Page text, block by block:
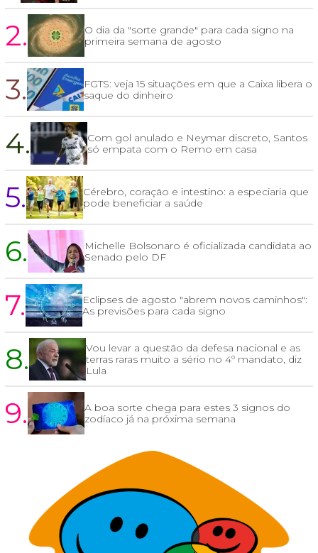
2.
O dia da "sorte grande" para cada signo na
primeira semana de agosto
3.
FGTS: veja 15 situações em que a Caixa libera o
saque do dinheiro
4.
Com gol anulado e Neymar discreto, Santos
só empata com o Remo em casa
5.
Cérebro, coração e intestino: a especiaria que
pode beneficiar a saúde
6.
Michelle Bolsonaro é oficializada candidata ao
Senado pelo DF
7.
Eclipses de agosto "abrem novos caminhos":
As previsões para cada signo
8.
Vou levar a questão da defesa nacional e as
terras raras muito a sério no 4º mandato, diz
Lula
9.
A boa sorte chega para estes 3 signos do
zodíaco já na próxima semana